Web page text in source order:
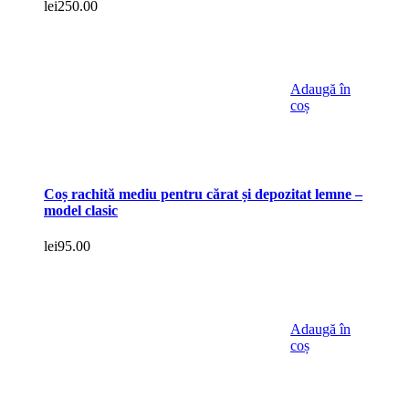
lei250.00
Adaugă în
coș
Coș rachită mediu pentru cărat și depozitat lemne –
model clasic
lei95.00
Adaugă în
coș